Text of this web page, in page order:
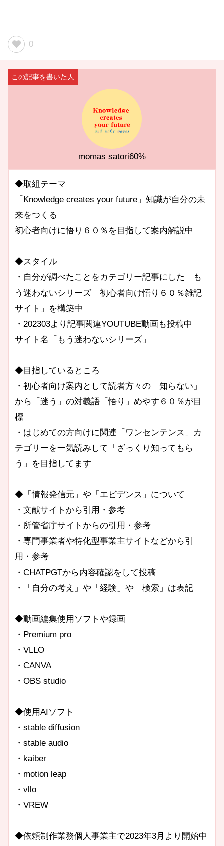
0
momas satori60%
◆取組テーマ
「Knowledge creates your future」知識が自分の未
来をつくる
初心者向けに悟り６０％を目指して案内解説中
◆スタイル
・自分が調べたことをカテゴリー記事にした「も
う迷わないシリーズ 初心者向け悟り６０％雑記
サイト」を構築中
・202303より記事関連YOUTUBE動画も投稿中
サイト名「もう迷わないシリーズ」
◆目指しているところ
・初心者向け案内として読者方々の「知らない」
から「迷う」の対義語「悟り」めやす６０％が目
標
・はじめての方向けに関連「ワンセンテンス」カ
テゴリーを一気読みして「ざっくり知ってもら
う」を目指してます
◆「情報発信元」や「エビデンス」について
・文献サイトから引用・参考
・所管省庁サイトからの引用・参考
・専門事業者や特化型事業主サイトなどから引
用・参考
・CHATPGTから内容確認をして投稿
・「自分の考え」や「経験」や「検索」は表記
◆動画編集使用ソフトや録画
・Premium pro
・VLLO
・CANVA
・OBS studio
◆使用AIソフト
・stable diffusion
・stable audio
・kaiber
・motion leap
・vllo
・VREW
◆依頼制作業務個人事業主で2023年3月より開始中